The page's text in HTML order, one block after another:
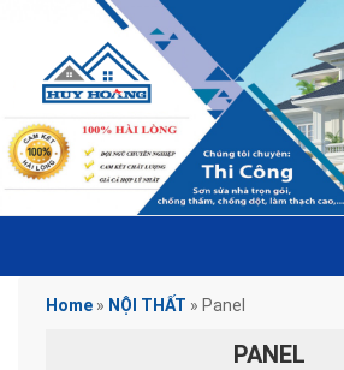
Home » NỘI THẤT » Panel
PANEL